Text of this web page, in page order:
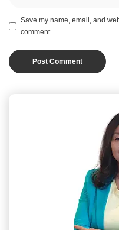
Save my name, email, and
comment.